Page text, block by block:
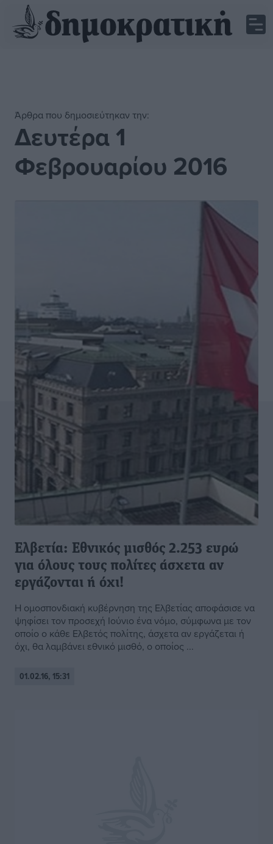
Άρθρα που δημοσιεύτηκαν την:
Δευτέρα 1
Φεβρουαρίου 2016
Ελβετία: Εθνικός μισθός 2.253 ευρώ
για όλους τους πολίτες άσχετα αν
εργάζονται ή όχι!
Η ομοσπονδιακή κυβέρνηση της Ελβετίας αποφάσισε να
ψηφίσει τον προσεχή Ιούνιο ένα νόμο, σύμφωνα με τον
οποίο ο κάθε Ελβετός πολίτης, άσχετα αν εργάζεται ή
όχι, θα λαμβάνει εθνικό μισθό, ο οποίος ...
01.02.16, 15:31